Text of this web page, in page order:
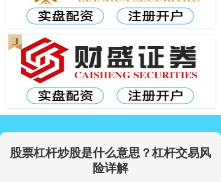
股票杠杆炒股是什么意思？杠杆交易风
险详解